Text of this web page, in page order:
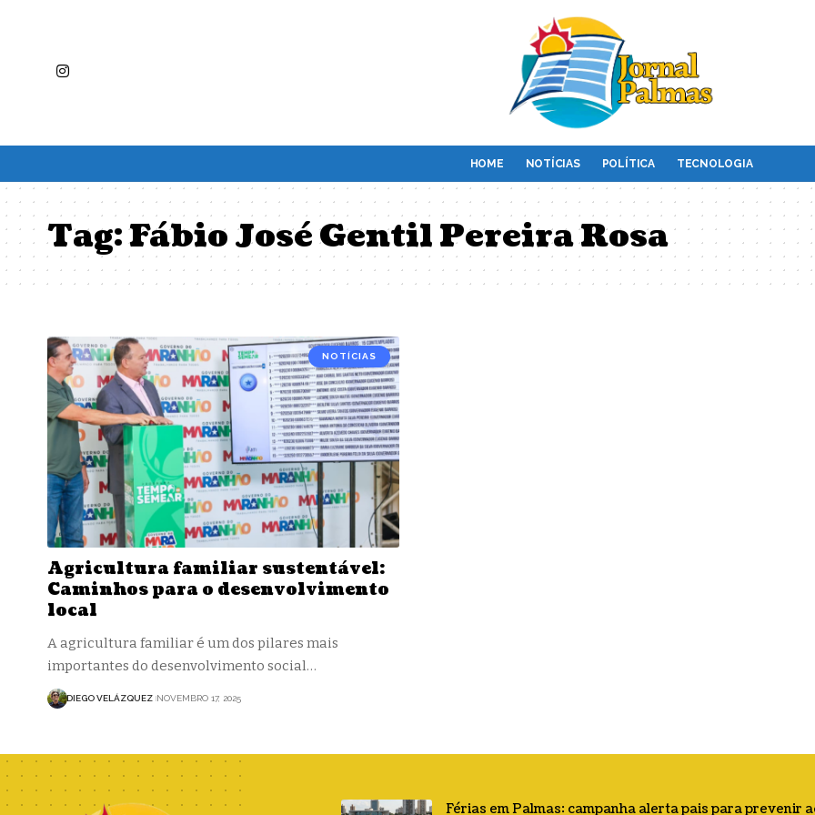
HOME NOTÍCIAS POLÍTICA TECNOLOGIA
Tag:Fábio José Gentil Pereira Rosa
NOTÍCIAS
Agricultura familiar sustentável:
Caminhos para o desenvolvimento
local
A agricultura familiar é um dos pilares mais
importantes do desenvolvimento social…
DIEGO VELÁZQUEZ NOVEMBRO 17, 2025
Férias em Palmas: campanha alerta pais para prevenir